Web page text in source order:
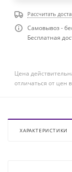
Рассчитать
Самовывоз -
Бесплатная
Цена
отличаться от цен
ХАРАКТЕРИСТИКИ